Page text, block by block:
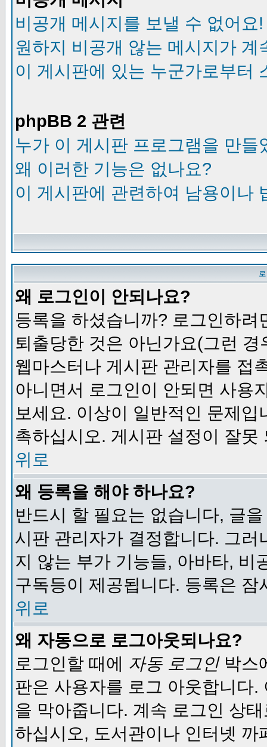
비공개 메시지를 보낼 수 없어요!
원하지 비공개 않는 메시지가 계
이 게시판에 있는 누군가로부터
phpBB 2 관련
누가 이 게시판 프로그램을 만들
왜 이러한 기능은 없나요?
이 게시판에 관련하여 남용이나
왜 로그인이 안되나요?
등록을 하셨습니까? 로그인하
퇴출당한 것은 아닌가요(그런
웹마스터나 게시판 관리자를 접
아니면서 로그인이 안되면 사용
보세요. 이상이 일반적인 문제
촉하십시오. 게시판 설정이 잘못
위로
왜 등록을 해야 하나요?
반드시 할 필요는 없습니다, 글
시판 관리자가 결정합니다. 그
지 않는 부가 기능들, 아바타, 비
구독등이 제공됩니다. 등록은
위로
왜 자동으로 로그아웃되나요?
로그인할 때에 자동 로그인박스
판은 사용자를 로그 아웃합니다
을 막아줍니다. 계속 로그인 상
하십시오, 도서관이나 인터넷